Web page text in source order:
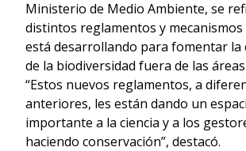
Ministerio de Medio Ambiente, se
distintos reglamentos y
está desarrollando para fomentar la
de la biodiversidad fuera de las
“Estos nuevos reglamentos, a
anteriores, les están dando un
importante a la ciencia y a los
haciendo conservación”, destacó.